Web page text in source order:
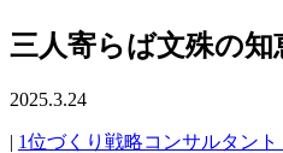
三人寄らば文殊の
2025.3.24
| 1位づくり戦略コンサルタント